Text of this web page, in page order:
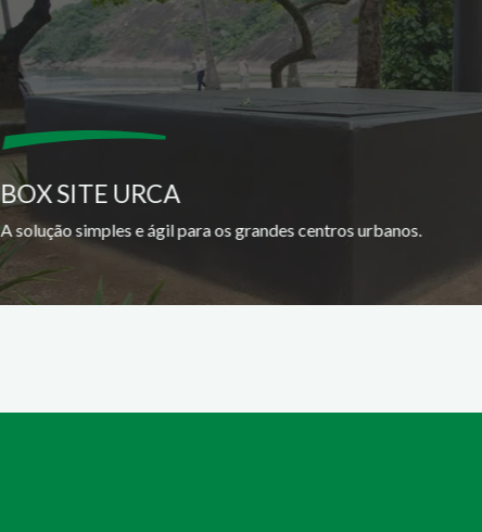
BOX SITE URCA
A solução simples e ágil para os grandes centros urbanos.